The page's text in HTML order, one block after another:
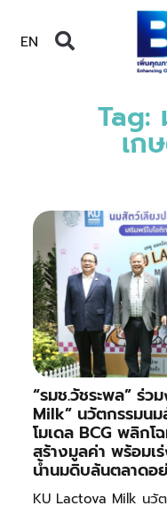
EN
Tag:
เก
“รมช.วัชระพล” ร่ว
Milk” นวัตกรรมน
โมเดล BCG พลิก
สร้างมูลค่า พร้อม
น้ำนมดิบล้นตลาดอ
KU Lactova Milk นวั